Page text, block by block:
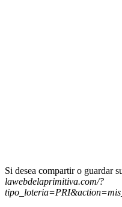
Si desea compartir o guardar
lawebdelaprimitiva.com/?